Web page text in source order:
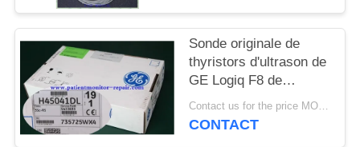
NEWS
PLAN
DU
SITE
Sonde originale de
thyristors d'ultrason de
GE Logiq F8 de
matériel médical
d'hôpital
Contact us for the price MOQ:1
CONTACT